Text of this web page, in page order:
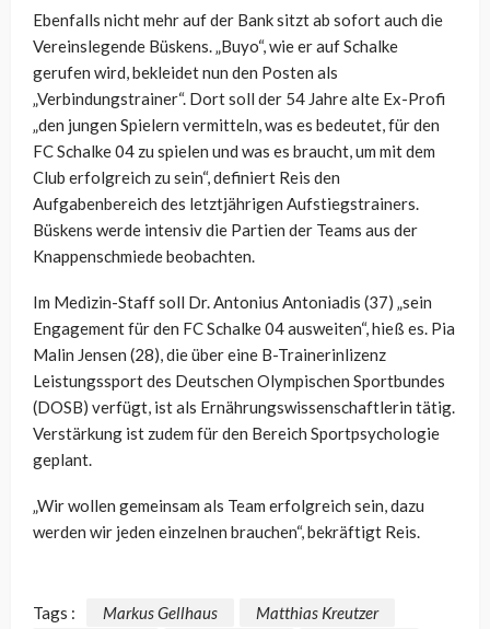
Ebenfalls nicht mehr auf der Bank sitzt ab sofort auch die
Vereinslegende Büskens. „Buyo“, wie er auf Schalke
gerufen wird, bekleidet nun den Posten als
„Verbindungstrainer“. Dort soll der 54 Jahre alte Ex-Profi
„den jungen Spielern vermitteln, was es bedeutet, für den
FC Schalke 04 zu spielen und was es braucht, um mit dem
Club erfolgreich zu sein“, definiert Reis den
Aufgabenbereich des letztjährigen Aufstiegstrainers.
Büskens werde intensiv die Partien der Teams aus der
Knappenschmiede beobachten.
Im Medizin-Staff soll Dr. Antonius Antoniadis (37) „sein
Engagement für den FC Schalke 04 ausweiten“, hieß es. Pia
Malin Jensen (28), die über eine B-Trainerinlizenz
Leistungssport des Deutschen Olympischen Sportbundes
(DOSB) verfügt, ist als Ernährungswissenschaftlerin tätig.
Verstärkung ist zudem für den Bereich Sportpsychologie
geplant.
„Wir wollen gemeinsam als Team erfolgreich sein, dazu
werden wir jeden einzelnen brauchen“, bekräftigt Reis.
Tags : Markus Gellhaus
Matthias Kreutzer